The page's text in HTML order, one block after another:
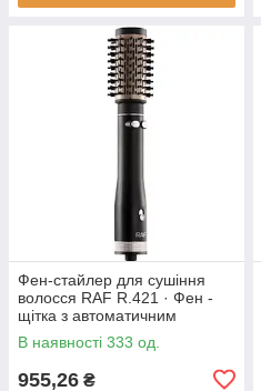
Фен-стайлер для сушіння
волосся RAF R.421 · Фен -
щітка з автоматичним
обертанням насадок, 1000 Вт
В наявності 333 од.
955,26 ₴